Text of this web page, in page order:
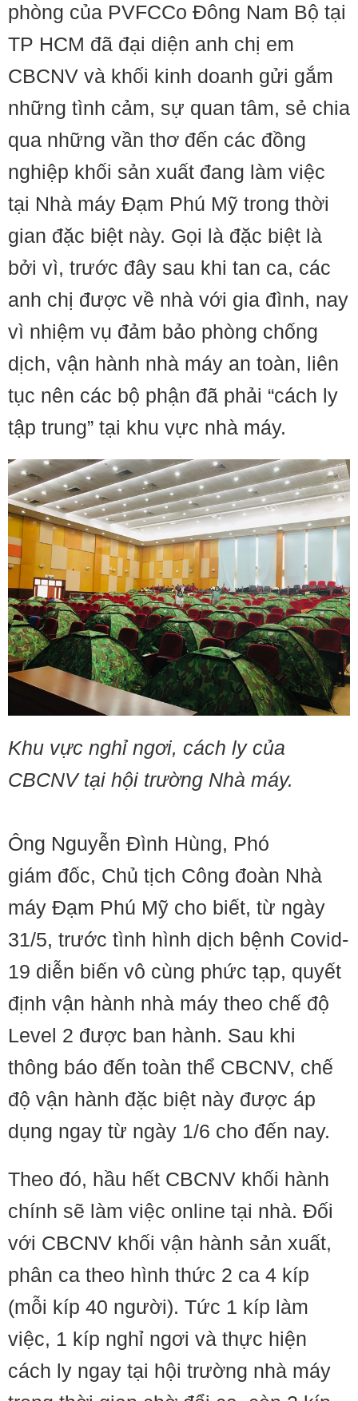
phòng của PVFCCo Đông Nam Bộ tại
TP HCM đã đại diện anh chị em
CBCNV và khối kinh doanh gửi gắm
những tình cảm, sự quan tâm, sẻ chia
qua những vần thơ đến các đồng
nghiệp khối sản xuất đang làm việc
tại Nhà máy Đạm Phú Mỹ trong thời
gian đặc biệt này. Gọi là đặc biệt là
bởi vì, trước đây sau khi tan ca, các
anh chị được về nhà với gia đình, nay
vì nhiệm vụ đảm bảo phòng chống
dịch, vận hành nhà máy an toàn, liên
tục nên các bộ phận đã phải “cách ly
tập trung” tại khu vực nhà máy.
Khu vực nghỉ ngơi, cách ly của
CBCNV tại hội trường Nhà máy.
Ông Nguyễn Đình Hùng, Phó
giám đốc, Chủ tịch Công đoàn Nhà
máy Đạm Phú Mỹ cho biết, từ ngày
31/5, trước tình hình dịch bệnh Covid-
19 diễn biến vô cùng phức tạp, quyết
định vận hành nhà máy theo chế độ
Level 2 được ban hành. Sau khi
thông báo đến toàn thể CBCNV, chế
độ vận hành đặc biệt này được áp
dụng ngay từ ngày 1/6 cho đến nay.
Theo đó, hầu hết CBCNV khối hành
chính sẽ làm việc online tại nhà. Đối
với CBCNV khối vận hành sản xuất,
phân ca theo hình thức 2 ca 4 kíp
(mỗi kíp 40 người). Tức 1 kíp làm
việc, 1 kíp nghỉ ngơi và thực hiện
cách ly ngay tại hội trường nhà máy